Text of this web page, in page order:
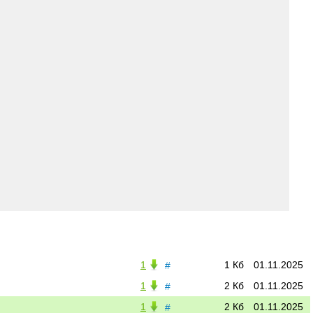
# 01.11.2025
1 Кб
1
#
01.11.2025
2 Кб
1
#
01.11.2025
2 Кб
1